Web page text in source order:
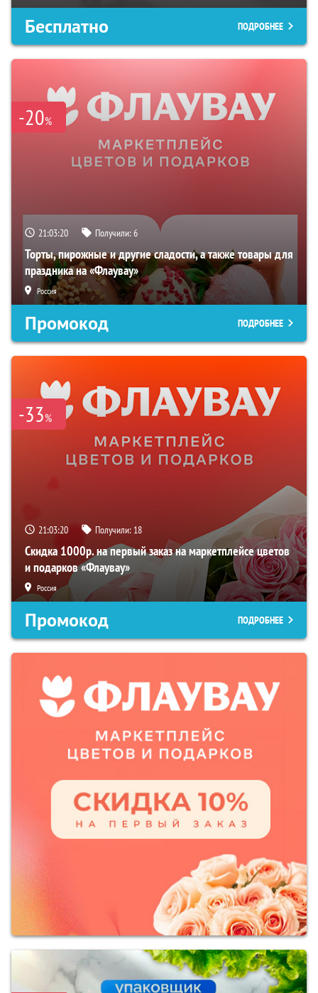
Бесплатно ПОДРОБНЕЕ
-20%
21:03:19 Получили:6
Торты, пирожные и другие сладости, а также товары для
праздника на «Флаувау»
Россия
Промокод ПОДРОБНЕЕ
-33%
21:03:19 Получили: 18
Скидка 1000р. на первый заказ на маркетплейсе цветов
и подарков «Флаувау»
Россия
Промокод ПОДРОБНЕЕ